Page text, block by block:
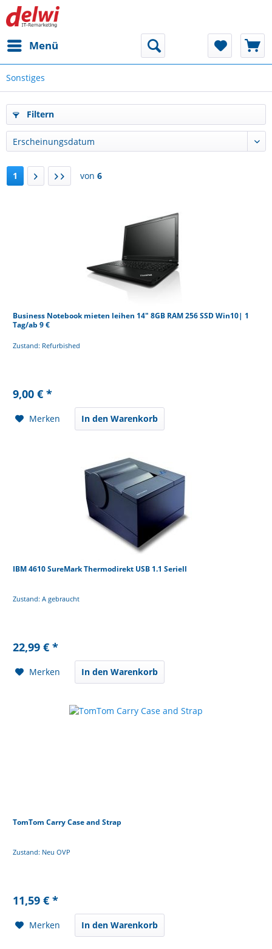
Menü
Sonstiges
Filtern
1 von 6
Business Notebook mieten leihen 14" 8GB RAM 256 SSD Win10| 1
Tag/ab 9 €
Zustand: Refurbished
9,00 € *
Merken In den Warenkorb
IBM 4610 SureMark Thermodirekt USB 1.1 Seriell
Zustand: A gebraucht
22,99 € *
Merken In den Warenkorb
TomTom Carry Case and Strap
Zustand: Neu OVP
11,59 € *
Merken In den Warenkorb